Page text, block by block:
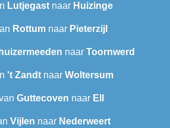
Lutjegast naar Huizinge
Rottum naar Pieterzijl
naar Toornwerd
't Zandtnaar Woltersum
Guttecoven naar Ell
Vijlen naar Nederweert